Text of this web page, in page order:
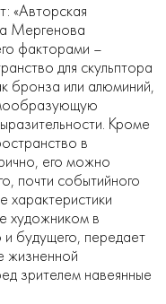
«Авторская
Мергенова
факторами –
для скульптора
бронза или алюминий,
Кроме
в
его можно
почти событийного
характеристики
художником в
и будущего, передает
жизненной
зрителем навеянные